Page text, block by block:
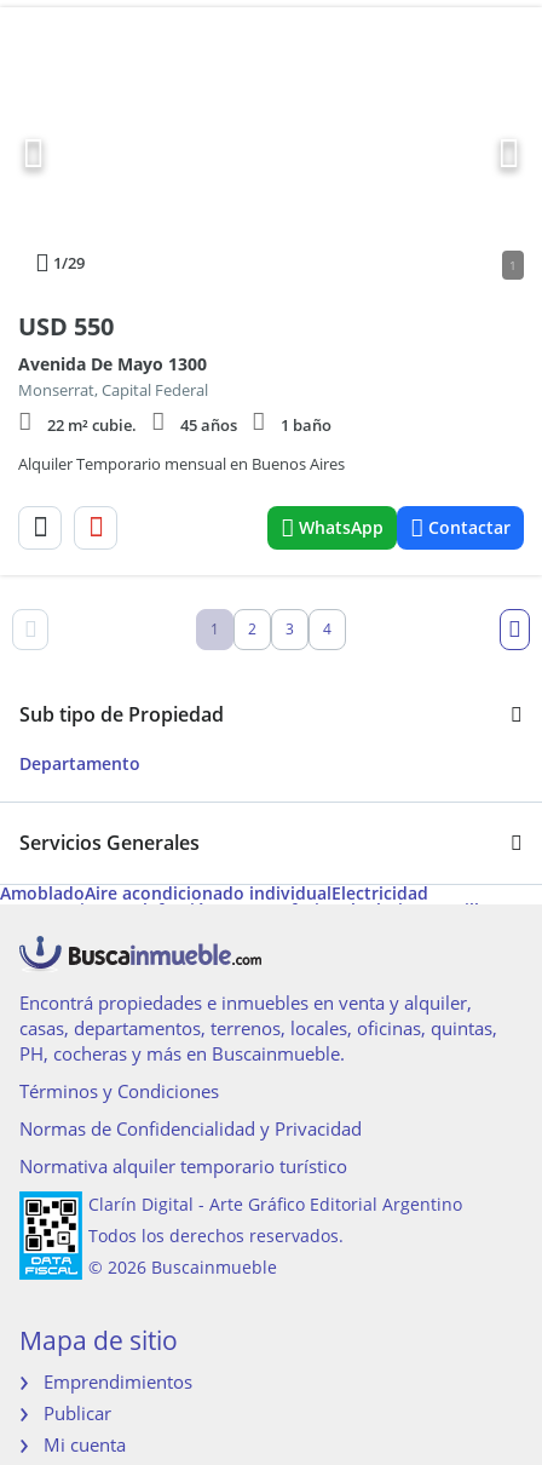
1/29 1
USD 550
Avenida De Mayo 1300
Monserrat, Capital Federal
22 m² cubie.
45 años
1 baño
Alquiler Temporario mensual en Buenos Aires
WhatsApp Contactar
1 2 3 4
Sub tipo de Propiedad
Departamento
Servicios Generales
AmobladoAire acondicionado individualElectricidad
Agua corriente Calefacción Apto Profesional Solarium Parrilla
Cable Ascensor Calefacción tiro balanceado
Termotanque
Encontrá propiedades e inmuebles en venta y alquiler,
casas, departamentos, terrenos, locales, oficinas, quintas,
PH, cocheras y más en Buscainmueble.
Términos y Condiciones
Normas de Confidencialidad y Privacidad
Normativa alquiler temporario turístico
Clarín Digital - Arte Gráfico Editorial Argentino
Todos los derechos reservados.
© 2026 Buscainmueble
Mapa de sitio
Emprendimientos
Publicar
Mi cuenta